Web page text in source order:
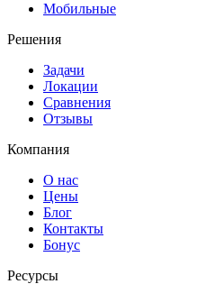
Мобильные
Решения
Задачи
Локации
Сравнения
Отзывы
Компания
О нас
Цены
Блог
Контакты
Бонус
Ресурсы